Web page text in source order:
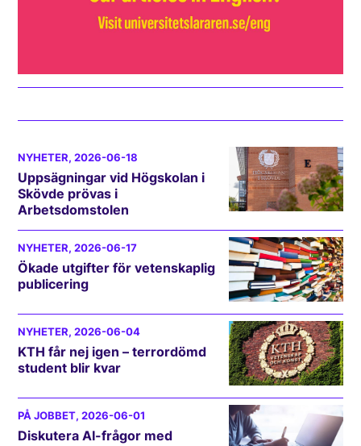
NYHETER, 2026-06-18
Uppsägningar vid Högskolan i
Skövde prövas i
Arbetsdomstolen
NYHETER, 2026-06-17
Ökade utgifter för vetenskaplig
publicering
NYHETER, 2026-06-04
KTH får nej igen – terrordömd
student blir kvar
PÅ JOBBET, 2026-06-01
Diskutera AI-frågor med